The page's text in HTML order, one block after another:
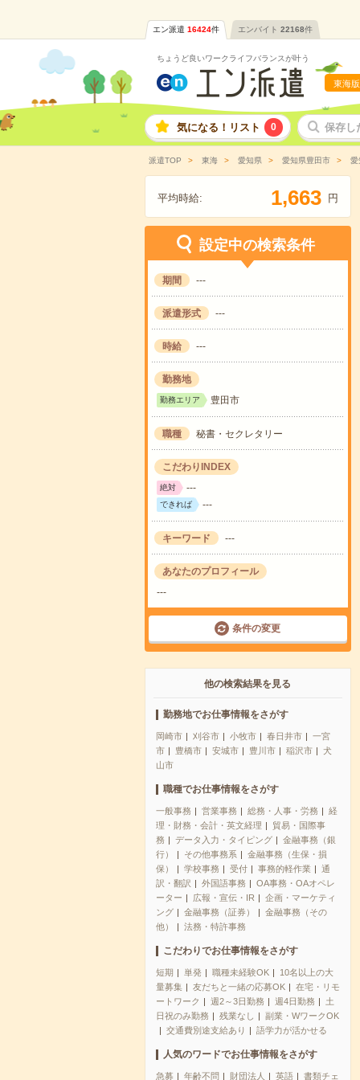
エン派遣 16424件 エンバイト 22168件
ちょうど良いワークライフバランスが叶う
東海版
気になる！リスト 0 保存し
派遣TOP 東海 愛知県 愛知県豊田市 愛
平均時給: 1,663 円
設定中の検索条件
期間 ---
派遣形式 ---
時給 ---
勤務地
勤務エリア 豊田市
職種 秘書・セクレタリー
こだわりINDEX
絶対 ---
できれば ---
キーワード ---
あなたのプロフィール
---
条件の変更
他の検索結果を見る
勤務地でお仕事情報をさがす
岡崎市 刈谷市 小牧市 春日井市
一宮
市
豊橋市 安城市 豊川市 稲沢市
犬
山市
職種でお仕事情報をさがす
一般事務 営業事務 総務・人事・労務
経
理・財務・会計・英文経理
貿易・国際事
務
データ入力・タイピング
金融事務（銀
行）
その他事務系
金融事務（生保・損
保）
学校事務 受付 事務的軽作業
通
訳・翻訳
外国語事務
OA事務・OAオペレ
ーター
広報・宣伝・IR
企画・マーケティ
ング
金融事務（証券）
金融事務（その
他）
法務・特許事務
こだわりでお仕事情報をさがす
短期 単発 職種未経験OK
10名以上の大
量募集
友だちと一緒の応募OK
在宅・リモ
ートワーク
週2～3日勤務 週4日勤務
土
日祝のみ勤務
残業なし
副業・WワークOK
交通費別途支給あり
語学力が活かせる
人気のワードでお仕事情報をさがす
急募 年齢不問 財団法人 英語
書類チェ